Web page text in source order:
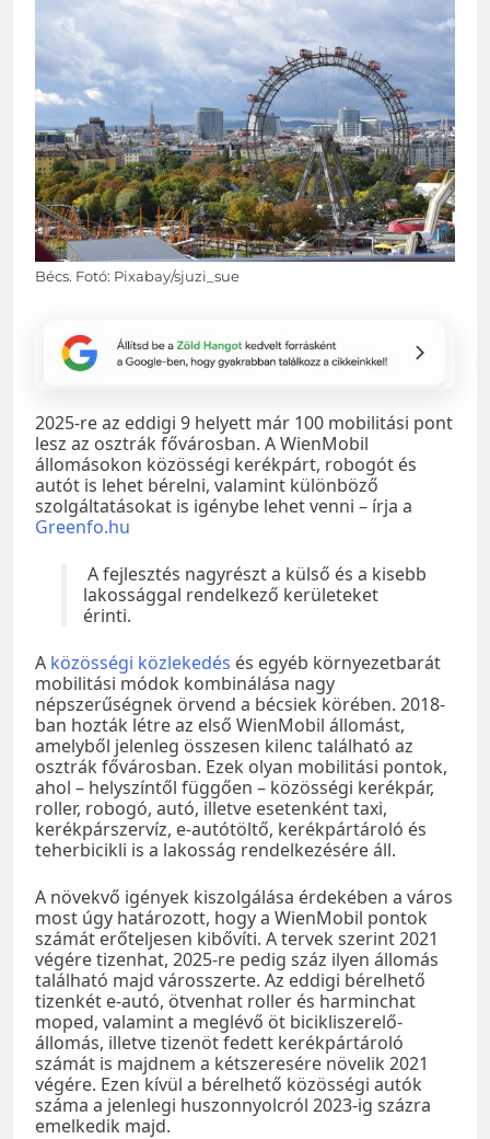
Bécs. Fotó: Pixabay/sjuzi_sue
2025-re az eddigi 9 helyett már 100 mobilitási pont
lesz az osztrák fővárosban. A WienMobil
állomásokon közösségi kerékpárt, robogót és
autót is lehet bérelni, valamint különböző
szolgáltatásokat is igénybe lehet venni – írja a
Greenfo.hu
A fejlesztés nagyrészt a külső és a kisebb
lakossággal rendelkező kerületeket
érinti.
A közösségi közlekedés és egyéb környezetbarát
mobilitási módok kombinálása nagy
népszerűségnek örvend a bécsiek körében. 2018-
ban hozták létre az első WienMobil állomást,
amelyből jelenleg összesen kilenc található az
osztrák fővárosban. Ezek olyan mobilitási pontok,
ahol – helyszíntől függően – közösségi kerékpár,
roller, robogó, autó, illetve esetenként taxi,
kerékpárszervíz, e-autótöltő, kerékpártároló és
teherbicikli is a lakosság rendelkezésére áll.
A növekvő igények kiszolgálása érdekében a város
most úgy határozott, hogy a WienMobil pontok
számát erőteljesen kibővíti. A tervek szerint 2021
végére tizenhat, 2025-re pedig száz ilyen állomás
található majd városszerte. Az eddigi bérelhető
tizenkét e-autó, ötvenhat roller és harminchat
moped, valamint a meglévő öt bicikliszerelő-
állomás, illetve tizenöt fedett kerékpártároló
számát is majdnem a kétszeresére növelik 2021
végére. Ezen kívül a bérelhető közösségi autók
száma a jelenlegi huszonnyolcról 2023-ig százra
emelkedik majd.